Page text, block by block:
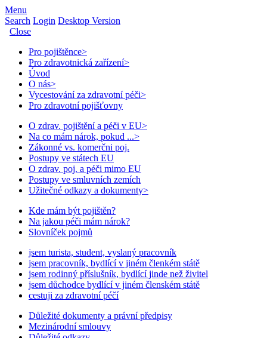
Menu
Search Login Desktop Version
Close
Pro pojištěnce>
Pro zdravotnická zařízení>
Úvod
O nás>
Vycestování za zdravotní péči>
Pro zdravotní pojišťovny
O zdrav. pojištění a péči v EU>
Na co mám nárok, pokud ...>
Zákonné vs. komerčni poj.
Postupy ve státech EU
O zdrav. poj. a péči mimo EU
Postupy ve smluvních zemích
Užitečné odkazy a dokumenty>
Kde mám být pojištěn?
Na jakou péči mám nárok?
Slovníček pojmů
jsem turista, student, vyslaný pracovník
jsem pracovník, bydlící v jiném členkém státě
jsem rodinný příslušník, bydlící jinde než živitel
jsem důchodce bydlící v jiném členském státě
cestuji za zdravotní péčí
Důležité dokumenty a právní předpisy
Mezinárodní smlouvy